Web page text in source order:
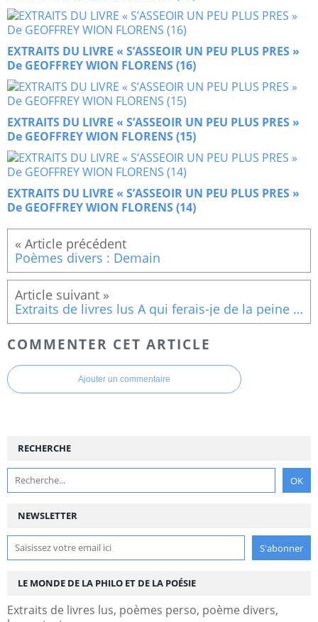
EXTRAITS DU LIVRE « S’ASSEOIR UN PEU PLUS PRES »
De GEOFFREY WION FLORENS (16)
EXTRAITS DU LIVRE « S’ASSEOIR UN PEU PLUS PRES »
De GEOFFREY WION FLORENS (15)
EXTRAITS DU LIVRE « S’ASSEOIR UN PEU PLUS PRES »
De GEOFFREY WION FLORENS (14)
Poèmes divers : Demain
Extraits de livres lus A qui ferais-je de la peine si j?étais moi-même ? » (3)
COMMENTER CET ARTICLE
Ajouter un commentaire
NEWSLETTER
RECHERCHE
LE MONDE DE LA PHILO ET DE LA POÉSIE
Extraits de livres lus, poèmes perso, poème divers,